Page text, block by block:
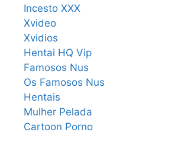
Incesto XXX
Xvideo
Xvidios
Hentai HQ Vip
Famosos Nus
Os Famosos Nus
Hentais
Mulher Pelada
Cartoon Porno